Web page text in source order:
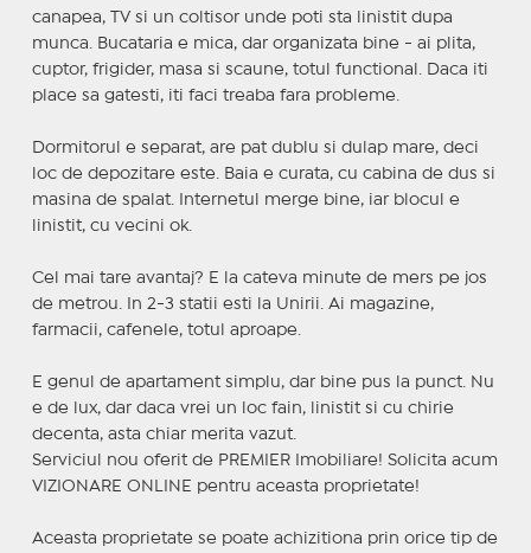
canapea, TV si un coltisor unde poti sta linistit dupa
munca. Bucataria e mica, dar organizata bine - ai plita,
cuptor, frigider, masa si scaune, totul functional. Daca iti
place sa gatesti, iti faci treaba fara probleme.
Dormitorul e separat, are pat dublu si dulap mare, deci
loc de depozitare este. Baia e curata, cu cabina de dus si
masina de spalat. Internetul merge bine, iar blocul e
linistit, cu vecini ok.
Cel mai tare avantaj? E la cateva minute de mers pe jos
de metrou. In 2-3 statii esti la Unirii. Ai magazine,
farmacii, cafenele, totul aproape.
E genul de apartament simplu, dar bine pus la punct. Nu
e de lux, dar daca vrei un loc fain, linistit si cu chirie
decenta, asta chiar merita vazut.
Serviciul nou oferit de PREMIER Imobiliare! Solicita acum
VIZIONARE ONLINE pentru aceasta proprietate!
Aceasta proprietate se poate achizitiona prin orice tip de